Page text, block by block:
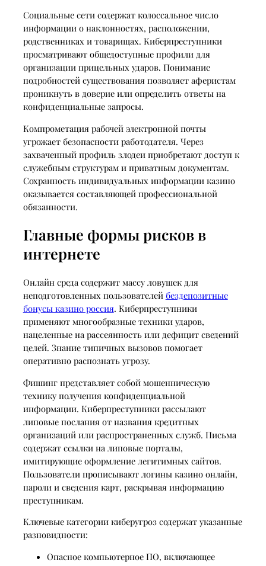
Социальные сети содержат колоссальное число
информации о наклонностях, расположении,
родственниках и товарищах. Киберпреступники
просматривают общедоступные профили для
организации прицельных ударов. Понимание
подробностей существования позволяет аферистам
проникнуть в доверие или определить ответы на
конфиденциальные запросы.
Компрометация рабочей электронной почты
угрожает безопасности работодателя. Через
захваченный профиль злодеи приобретают доступ к
служебным структурам и приватным документам.
Сохранность индивидуальных информации казино
оказывается составляющей профессиональной
обязанности.
Главные формы рисков в
интернете
Онлайн среда содержит массу ловушек для
неподготовленных пользователей бездепозитные
бонусы казино россия. Киберпреступники
применяют многообразные техники ударов,
нацеленные на рассеянность или дефицит сведений
целей. Знание типичных вызовов помогает
оперативно распознать угрозу.
Фишинг представляет собой мошенническую
технику получения конфиденциальной
информации. Киберпреступники рассылают
липовые послания от названия кредитных
организаций или распространенных служб. Письма
содержат ссылки на липовые порталы,
имитирующие оформление легитимных сайтов.
Пользователи прописывают логины казино онлайн,
пароли и сведения карт, раскрывая информацию
преступникам.
Ключевые категории киберугроз содержат указанные
разновидности:
Опасное компьютерное ПО, включающее